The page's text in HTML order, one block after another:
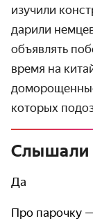
изучили
дарили
объявлять
время на
которых
Слышали
Да
Про парочку